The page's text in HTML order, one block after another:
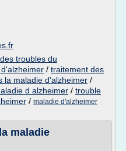
troubles du
/ traitement des
la maladie d'alzheimer /
d alzheimer / trouble
/ maladie d'alzheimer
maladie